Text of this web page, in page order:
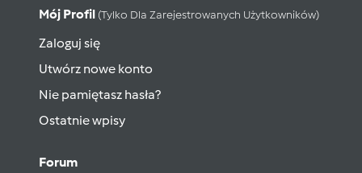
Mój Profil (tylko Dla Zarejestrowanych Użytkowników)
Zaloguj się
Utwórz nowe konto
Nie pamiętasz hasła?
Ostatnie wpisy
Forum